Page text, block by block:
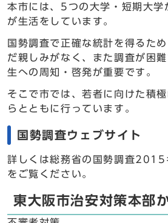
本市には、5つの大学・短期大学
が生活をしています。
国勢調査で正確な統計を得るた
だ親しみがなく、また調査が困
生への周知・啓発が重要です。
そこで市では、若者に向けた積
らとともに行っています。
国勢調査ウェブサイト
詳しくは総務省の国勢調査2015
をご覧ください。
東大阪市治安対策本部